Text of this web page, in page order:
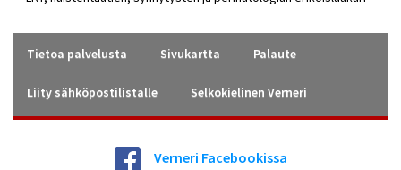
Tietoa palvelusta Sivukartta Palaute
Liity sähköpostilistalle Selkokielinen Verneri
Verneri Facebookissa